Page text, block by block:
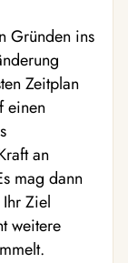
Gründen ins
Zeitplan
einen
an
mag dann
Ziel
weitere